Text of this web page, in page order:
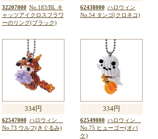
32207000 No.183/BL キ
ャッツアイクロスフラワ
ーのリング(ブラック)
62438000 ハロウィン
No.54 タンゴ(クロネコ)
334円
62547000 ハロウィン
No.73 ウルフ(きぐるみ)
334円
62549000 ハロウィン
No.75 ヒューゴー(オバ
ケ)